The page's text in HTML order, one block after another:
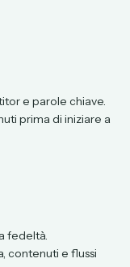
e parole chiave.
prima di iniziare a
fedeltà.
contenuti e flussi